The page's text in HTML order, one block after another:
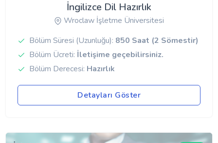
İngilizce Dil Hazırlık
Wroclaw İşletme Üniversitesi
Bölüm Süresi (Uzunluğu): 850 Saat (2 Sömestir)
Bölüm Ücreti: İletişime geçebilirsiniz.
Bölüm Derecesi: Hazırlık
Detayları Göster